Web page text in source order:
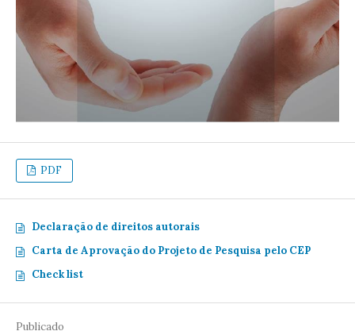
PDF
Declaração de direitos autorais
Carta de Aprovação do Projeto de Pesquisa pelo CEP
Check list
Publicado